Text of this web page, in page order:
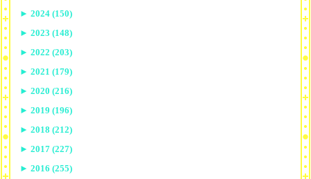
► 2024 (150)
► 2023 (148)
► 2022 (203)
► 2021 (179)
► 2020 (216)
► 2019 (196)
► 2018 (212)
► 2017 (227)
► 2016 (255)